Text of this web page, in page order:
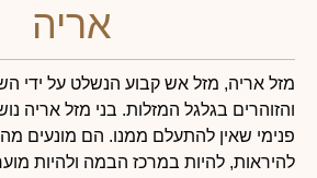
אריה
מזל אריה, מזל אש קבוע הנשלט על ידי
והזוהרים בגלגל המזלות. בני מזל אריה
פנימי שאין להתעלם ממנו. הם מונעים
להיראות, להיות במרכז הבמה ולהיות